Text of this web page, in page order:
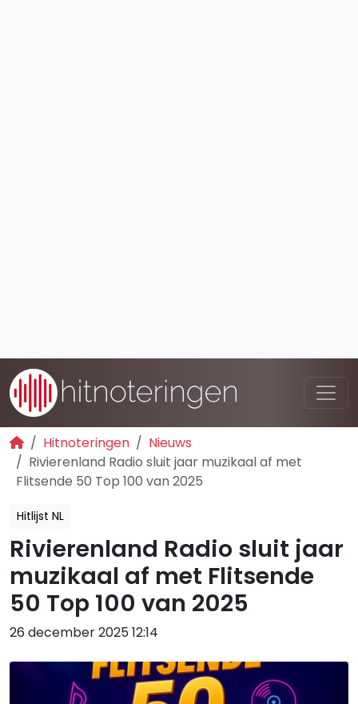
Hitnoteringen
Nieuws
Rivierenland Radio sluit jaar muzikaal af met
Flitsende 50 Top 100 van 2025
Hitlijst NL
Rivierenland Radio sluit jaar
muzikaal af met Flitsende
50 Top 100 van 2025
26 december 2025 12:14